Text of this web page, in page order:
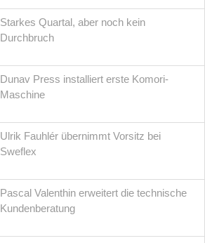
Starkes Quartal, aber noch kein
Durchbruch
Dunav Press installiert erste Komori-
Maschine
Ulrik Fauhlér übernimmt Vorsitz bei
Sweflex
Pascal Valenthin erweitert die technische
Kundenberatung